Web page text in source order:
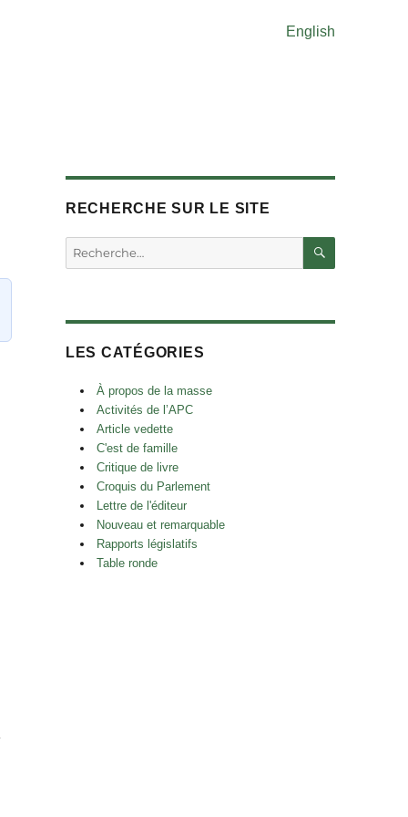
English
RECHERCHE SUR LE SITE
Rechercher :
LES CATÉGORIES
À propos de la masse
Activités de l’APC
Article vedette
C'est de famille
Critique de livre
Croquis du Parlement
Lettre de l'éditeur
Nouveau et remarquable
Rapports législatifs
Table ronde